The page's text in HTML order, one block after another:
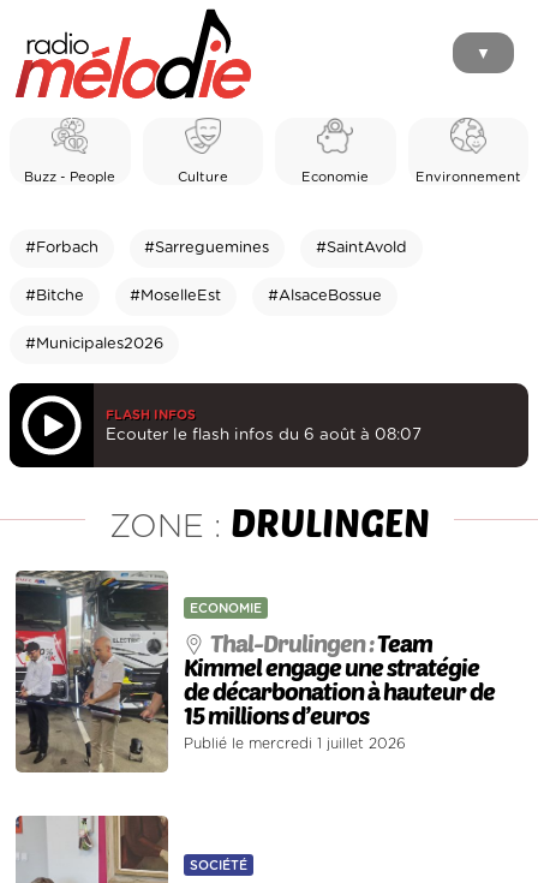
▼
Buzz - People Culture Economie Environnement
#Forbach #Sarreguemines #SaintAvold
#Bitche #MoselleEst #AlsaceBossue
#Municipales2026
FLASH INFOS
Ecouter le flash infos du 6 août à 08:07
ZONE : DRULINGEN
ECONOMIE
Thal-Drulingen :Team
Kimmel engage une stratégie
de décarbonation à hauteur de
15 millions d’euros
Publié le mercredi 1 juillet 2026
SOCIÉTÉ